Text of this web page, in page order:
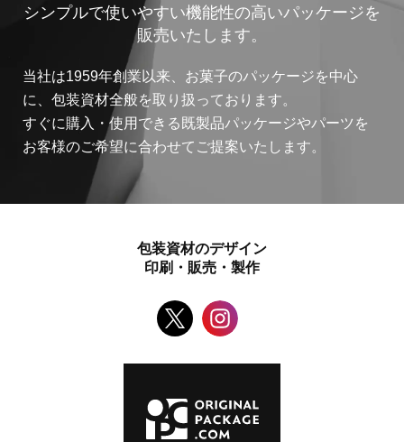
シンプルで使いやすい機能性の高いパッケージを
販売いたします。
当社は1959年創業以来、お菓子のパッケージを中心
に、包装資材全般を取り扱っております。
すぐに購入・使用できる既製品パッケージやパーツを
お客様のご希望に合わせてご提案いたします。
包装資材のデザイン
印刷・販売・製作